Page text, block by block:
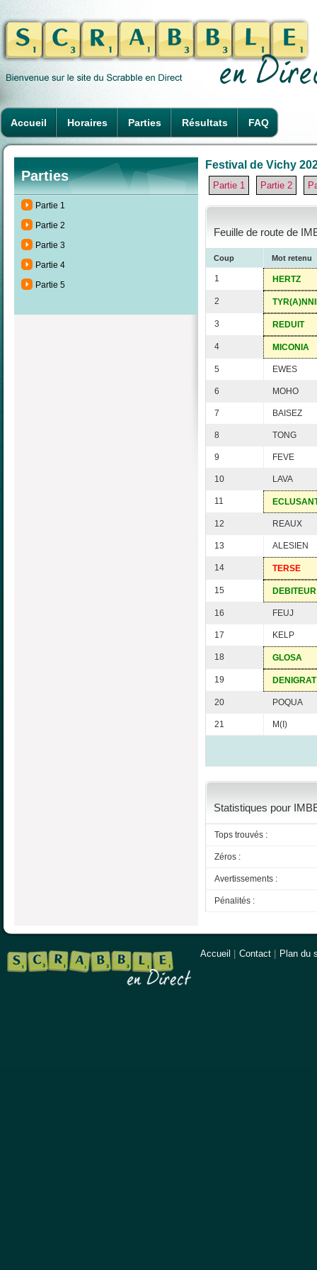
Accueil Horaires Parties Résultats FAQ
Parties
Partie 1
Partie 2
Partie 3
Partie 4
Partie 5
Festival de Vichy
Partie 1 Partie 2
Feuille de route de
Coup Mot retenu
1 HERTZ
2
3 REDUIT
4 MICONIA
5 EWES
6 MOHO
7 BAISEZ
8 TONG
9 FEVE
10 LAVA
11
12 REAUX
13 ALESIEN
14 TERSE
15 DEBITEUR
16 FEUJ
17 KELP
18 GLOSA
19 DENIGRAT
20 POQUA
21 M(I)
Statistiques pour
Tops trouvés :
Zéros :
Avertissements :
Pénalités :
Accueil Contact Plan du